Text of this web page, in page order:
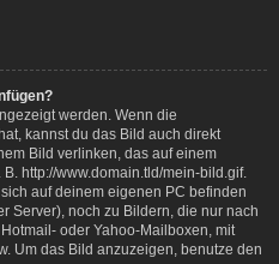
werden. Wenn die
kannst du das Bild auch direkt
Bild verlinken, das auf einem
http://www.domain.tld/mein-bild.gif.
auf deinem eigenen PC befinden
Server), noch zu Bildern, die nur nach
oder Yahoo-Mailboxen, mit
Um das Bild anzuzeigen, benutze den